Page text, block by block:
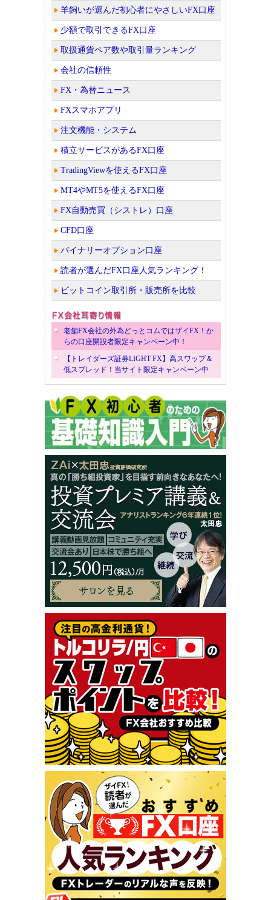
羊飼いが選んだ初心者にやさしいFX口座
少額で取引できるFX口座
取扱通貨ペア数や取引量ランキング
会社の信頼性
FX・為替ニュース
FXスマホアプリ
注文機能・システム
積立サービスがあるFX口座
TradingViewを使えるFX口座
MT4やMT5を使えるFX口座
FX自動売買（シストレ）口座
CFD口座
バイナリーオプション口座
読者が選んだFX口座人気ランキング！
ビットコイン取引所・販売所を比較
老舗FX会社の外為どっとコムではザイFX！か
らの口座開設者限定キャンペーン中！
【トレイダーズ証券LIGHT FX】高スワップ＆
低スプレッド！当サイト限定キャンペーン中